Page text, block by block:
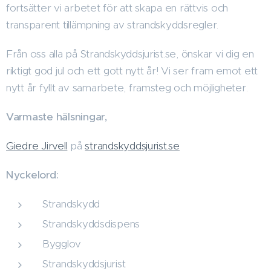
fortsätter vi arbetet för att skapa en rättvis och
transparent tillämpning av strandskyddsregler.
Från oss alla på Strandskyddsjurist.se, önskar vi dig en
riktigt god jul och ett gott nytt år! Vi ser fram emot ett
nytt år fyllt av samarbete, framsteg och möjligheter.
Varmaste hälsningar,
Giedre Jirvell påstrandskyddsjurist.se
Nyckelord:
Strandskydd
Strandskyddsdispens
Bygglov
Strandskyddsjurist